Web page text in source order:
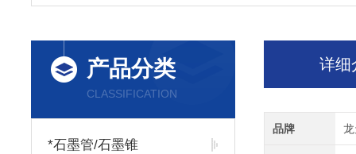
产品分类
CLASSIFICATION
*石墨管/石墨锥
详细
品牌